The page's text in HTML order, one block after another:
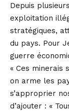
Depuis
exploitation
stratégiques,
du pays. Pour
guerre
« Ces minerais
on arme les
s’approprier
d’ajouter : «